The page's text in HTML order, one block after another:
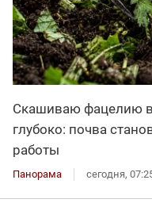
Скашиваю фацелию
глубоко: почва
работы
Панорама сегодня,